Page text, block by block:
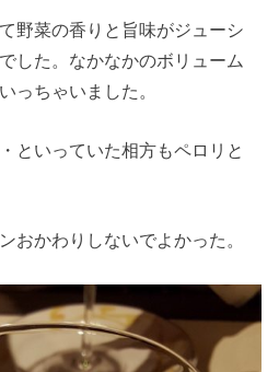
野菜の香りと旨味がジューシ
した。なかなかのボリューム
っちゃいました。
といっていた相方もペロリと
おかわりしないでよかった。